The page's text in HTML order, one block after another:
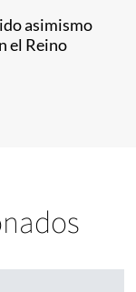
asimismo
el Reino